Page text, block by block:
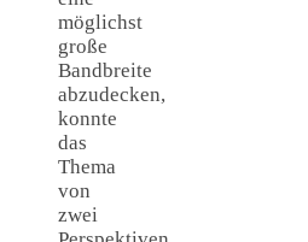
möglichst
große
Bandbreite
abzudecken,
konnte
das
Thema
von
zwei